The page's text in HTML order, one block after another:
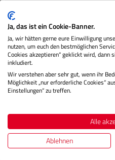
Beschreibung
Herstellerinformationen
Bewertungen
Ja, das ist ein Cookie-Banner.
Ja, wir hätten gerne eure Einwilligung
nutzen, um euch den bestmöglichen
Cookies akzeptieren“ geklickt wird, dann
inkludiert.
Wir verstehen aber sehr gut, wenn ihr
Möglichkeit „nur erforderliche Cookies“
Einstellungen“ zu treffen.
Alle
Ablehnen